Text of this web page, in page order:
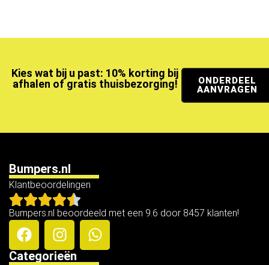
Kies wat bij u past: 10% korting bij
afhalen of gratis thuisbezorging!
ONDERDEEL
AANVRAGEN
Bumpers.nl
Klantbeoordelingen
Bumpers.nl beoordeeld met een 9.6 door 8457 klanten!
Categorieën